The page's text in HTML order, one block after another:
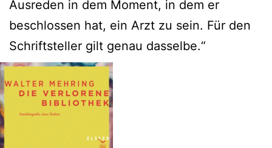
Ausreden in dem Moment, in dem er
beschlossen hat, ein Arzt zu sein. Für den
Schriftsteller gilt genau dasselbe.“